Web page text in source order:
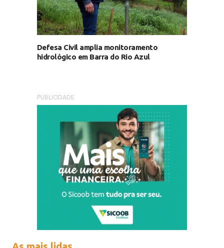
Defesa Civil amplia monitoramento
hidrológico em Barra do Rio Azul
PUBLICIDADE